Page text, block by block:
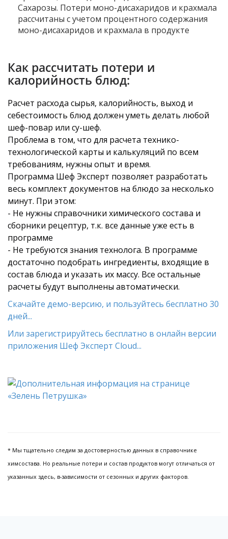
Сахарозы. Потери моно-дисахаридов и крахмала
рассчитаны с учетом процентного содержания
моно-дисахаридов и крахмала в продукте
Как рассчитать потери и
калорийность блюд:
Расчет расхода сырья, калорийность, выход и
себестоимость блюд должен уметь делать любой
шеф-повар или су-шеф.
Проблема в том, что для расчета технико-
технологической карты и калькуляций по всем
требованиям, нужны опыт и время.
Программа Шеф Эксперт позволяет разработать
весь комплект документов на блюдо за несколько
минут. При этом:
- Не нужны справочники химического состава и
сборники рецептур, т.к. все данные уже есть в
программе
- Не требуются знания технолога. В программе
достаточно подобрать ингредиенты, входящие в
состав блюда и указать их массу. Все остальные
расчеты будут выполнены автоматически.
Скачайте демо-версию, и пользуйтесь бесплатно 30
дней...
Или зарегистрируйтесь бесплатно в онлайн версии
приложения Шеф Эксперт Cloud...
* Мы тщательно следим за достоверностью данных в справочнике
химсостава. Но реальные потери и состав продуктов могут отличаться от
указанных здесь, в-зависимости от сезонных и других факторов.